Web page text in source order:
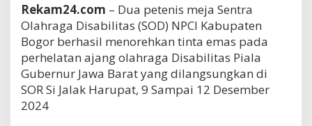
Rekam24.com – Dua petenis meja Sentra
Olahraga Disabilitas (SOD) NPCI Kabupaten
Bogor berhasil menorehkan tinta emas pada
perhelatan ajang olahraga Disabilitas Piala
Gubernur Jawa Barat yang dilangsungkan di
SOR Si Jalak Harupat, 9 Sampai 12 Desember
2024